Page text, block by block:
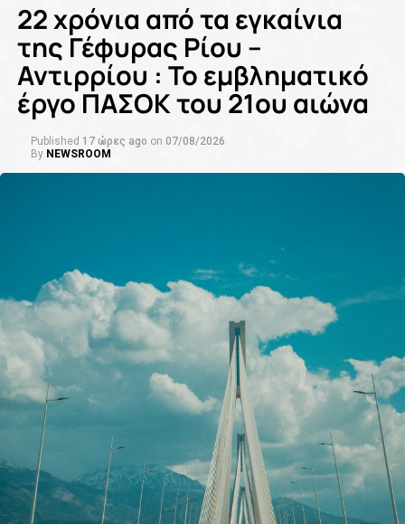
22 χρόνια από τα εγκαίνια
της Γέφυρας Ρίου –
Αντιρρίου : Το εμβληματικό
έργο ΠΑΣΟΚ του 21ου αιώνα
Published 17 ώρες ago on 07/08/2026
By NEWSROOM